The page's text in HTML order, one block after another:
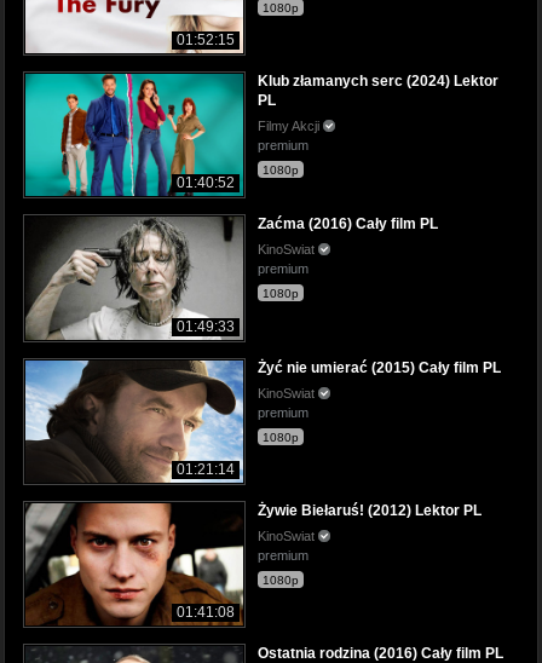
01:52:15
1080p
01:40:52
Klub złamanych serc (2024) Lektor
PL
Filmy Akcji
premium
1080p
01:49:33
Zaćma (2016) Cały film PL
KinoSwiat
premium
1080p
01:21:14
Żyć nie umierać (2015) Cały film PL
KinoSwiat
premium
1080p
01:41:08
Żywie Biełaruś! (2012) Lektor PL
KinoSwiat
premium
1080p
Ostatnia rodzina (2016) Cały film PL